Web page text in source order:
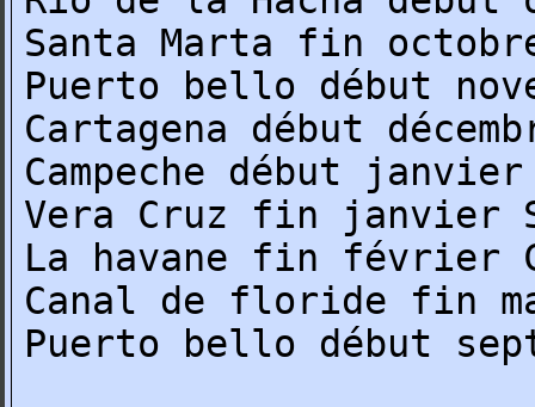
Santa Marta fin
Puerto bello début
Cartagena début
Campeche début
Vera Cruz fin janvier
La havane fin février
Canal de floride fin
Puerto bello début